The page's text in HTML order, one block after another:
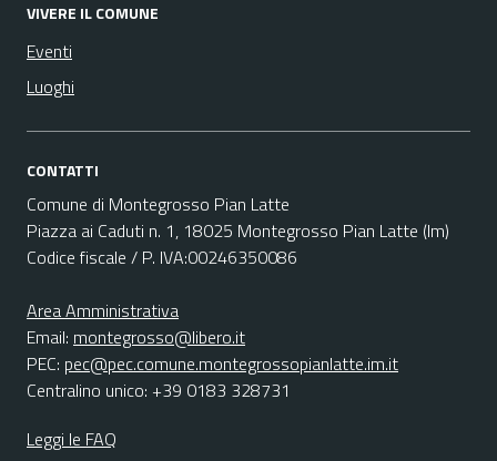
VIVERE IL COMUNE
Eventi
Luoghi
CONTATTI
Comune di Montegrosso Pian Latte
Piazza ai Caduti n. 1, 18025 Montegrosso Pian Latte (Im)
Codice fiscale / P. IVA:00246350086
Area Amministrativa
Email: montegrosso@libero.it
PEC: pec@pec.comune.montegrossopianlatte.im.it
Centralino unico: +39 0183 328731
Leggi le FAQ